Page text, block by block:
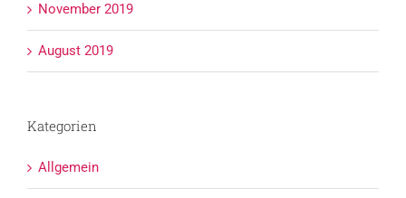
November 2019
August 2019
Kategorien
Allgemein